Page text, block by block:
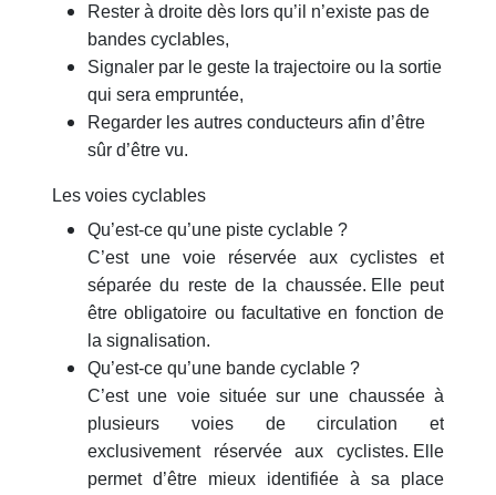
Rester à droite dès lors qu’il n’existe pas de
bandes cyclables,
Signaler par le geste la trajectoire ou la sortie
qui sera empruntée,
Regarder les autres conducteurs afin d’être
sûr d’être vu.
Les voies cyclables
Qu’est-ce qu’une piste cyclable ?
C’est une voie réservée aux cyclistes et
séparée du reste de la chaussée. Elle peut
être obligatoire ou facultative en fonction de
la signalisation.
Qu’est-ce qu’une bande cyclable ?
C’est une voie située sur une chaussée à
plusieurs voies de circulation et
exclusivement réservée aux cyclistes. Elle
permet d’être mieux identifiée à sa place